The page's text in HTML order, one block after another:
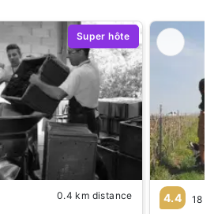
Super hôte
0.4 km distance 4.4 18